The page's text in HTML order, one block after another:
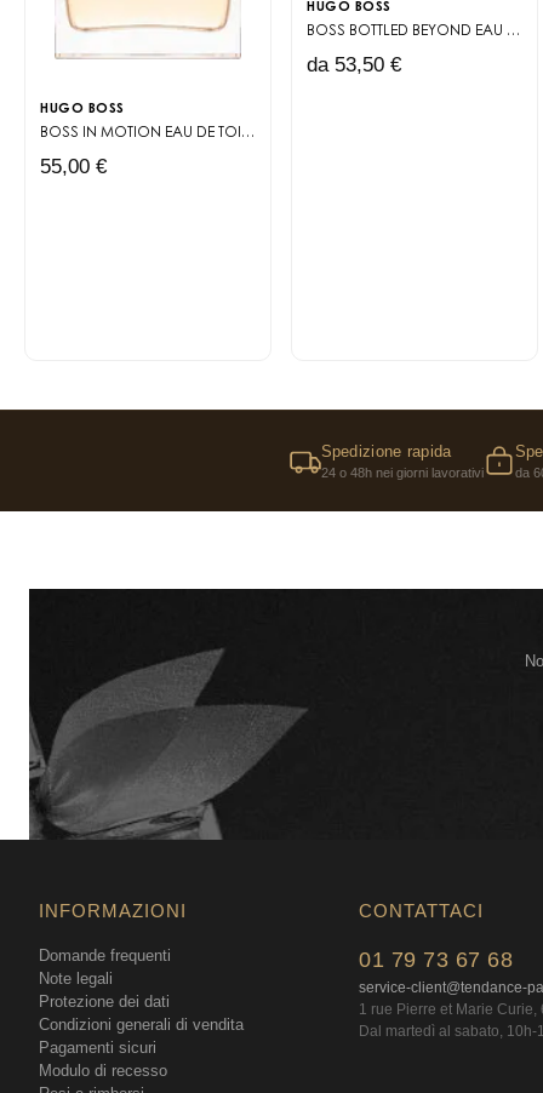
HUGO BOSS
BOSS IN MOTION EAU DE TOILETTE
55,00 €
HUGO BOSS
BOSS BOTTLED BEYOND EAU DE PARFUM
da 53,50 €
Spedizione rapida
24 o 48h nei giorni lavorativi da
INFORMAZIONI
Domande frequenti
Note legali
Protezione dei dati
Condizioni generali di vendita
Pagamenti sicuri
Modulo di recesso
CONTATTACI
01 79 73 67 68
service-client@tendance-
1 rue Pierre et Marie Curie,
Dal martedì al sabato, 10h-